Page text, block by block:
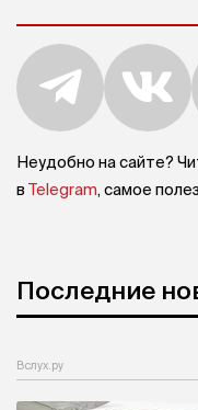
Неудобно на сайте?
в Telegram, самое
Последние
Вслух.ру